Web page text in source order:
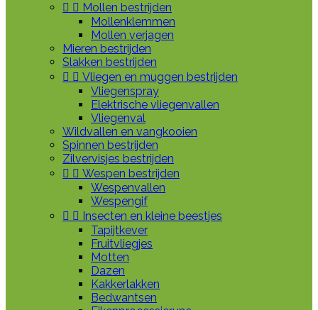
  Mollen bestrijden
Mollenklemmen
Mollen verjagen
Mieren bestrijden
Slakken bestrijden
  Vliegen en muggen bestrijden
Vliegenspray
Elektrische vliegenvallen
Vliegenval
Wildvallen en vangkooien
Spinnen bestrijden
Zilvervisjes bestrijden
  Wespen bestrijden
Wespenvallen
Wespengif
  Insecten en kleine beestjes
Tapijtkever
Fruitvliegjes
Motten
Dazen
Kakkerlakken
Bedwantsen